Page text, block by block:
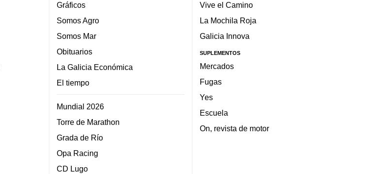
Gráficos
Somos Agro
Somos Mar
Obituarios
La Galicia Económica
El tiempo
Mundial 2026
Torre de Marathon
Grada de Río
Opa Racing
CD Lugo
Vive el Camino
La Mochila Roja
Galicia Innova
SUPLEMENTOS
Mercados
Fugas
Yes
Escuela
On, revista de motor